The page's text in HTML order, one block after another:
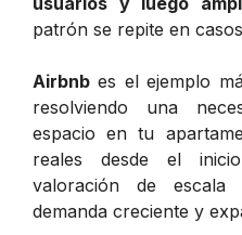
patrón se repite en
Airbnb es el ejemplo
resolviendo una
espacio en tu
reales desde el
valoración de escala
demanda creciente y